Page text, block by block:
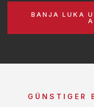
BANJA LUKA
GÜNSTIGER